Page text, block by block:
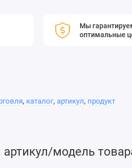
Мы
оптимальные
, каталог, артикул, продукт
модель